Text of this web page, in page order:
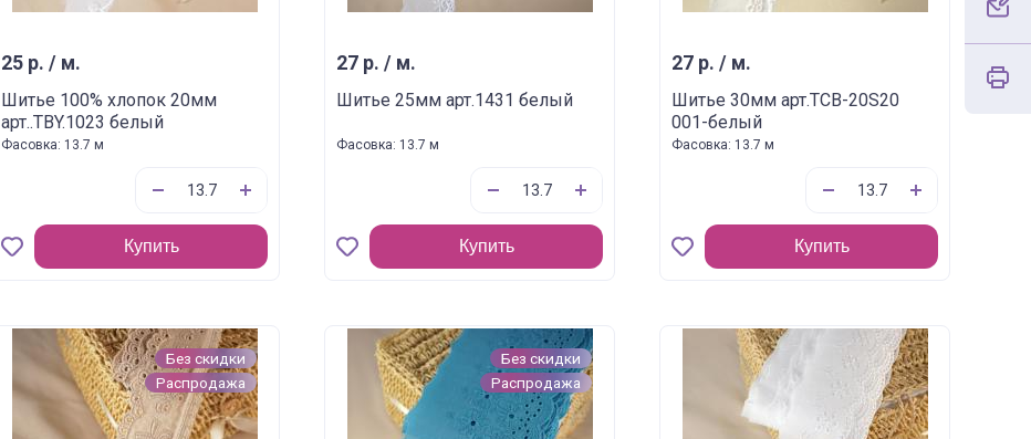
25 р. / м.
Шитье 100% хлопок 20мм
арт..TBY.1023 белый
Фасовка: 13.7 м
Купить
27 р. / м.
Шитье 25мм арт.1431 белый
Фасовка: 13.7 м
Купить
27 р. / м.
Шитье 30мм арт.TCB-20S20
001-белый
Фасовка: 13.7 м
Купить
Без скидки
Распродажа
Без скидки
Распродажа